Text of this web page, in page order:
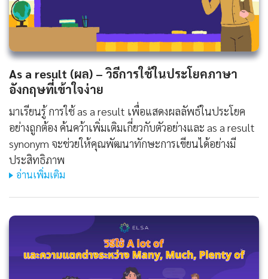
As a result (ผล) – วิธีการใช้ในประโยคภาษา
อังกฤษที่เข้าใจง่าย
มาเรียนรู้ การใช้ as a result เพื่อแสดงผลลัพธ์ในประโยค
อย่างถูกต้อง ค้นคว้าเพิ่มเติมเกี่ยวกับตัวอย่างและ as a result
synonym จะช่วยให้คุณพัฒนาทักษะการเขียนได้อย่างมี
ประสิทธิภาพ
อ่านเพิ่มเติม